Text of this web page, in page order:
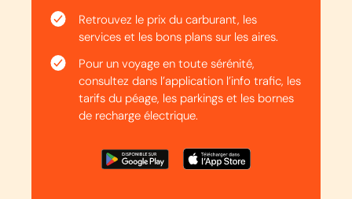
Retrouvez le prix du carburant, les
services et les bons plans sur les aires.
Pour un voyage en toute sérénité,
consultez dans l’application l’info trafic, les
tarifs du péage, les parkings et les bornes
de recharge électrique.